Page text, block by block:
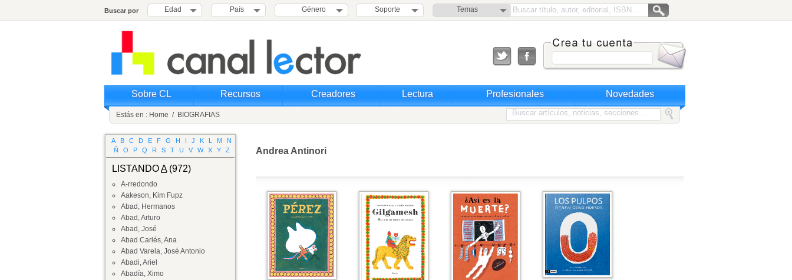
Buscar por Edad País Género Soporte Temas
Sobre CL Recursos Creadores Lectura Profesionales Novedades
Estás en : Home / BIOGRAFIAS
A B C D E F G H I J K L M
N
Ñ
O P Q R S T U V W X Y Z
LISTANDOA(972)
A-rredondo
Aakeson, Kim Fupz
Abad, Hermanos
Abad, Arturo
Abad, José
Abad Carlés, Ana
Abad Varela, José Antonio
Abadi, Ariel
Abadía, Ximo
Andrea Antinori